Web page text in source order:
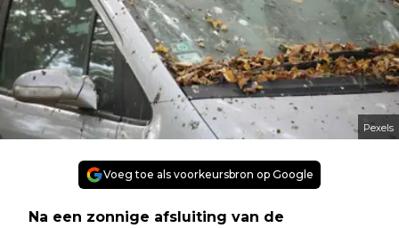
Pexels
Voeg toe als voorkeursbron op Google
Na een zonnige afsluiting van de